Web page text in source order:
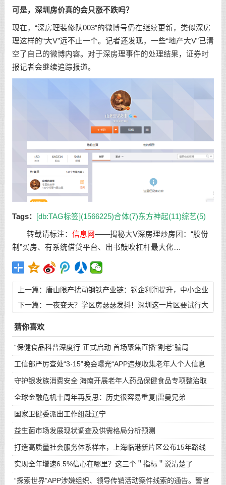
可是，深圳房价真的会只涨不跌吗？
现在，“深房理装修队003”的微博号仍在继续更新，类似深房
理这样的“大V”远不止一个。记者还发现，一些“地产大V”已清
空了自己的微博内容。对于深房理事件的处理结果，证券时
报记者会继续追踪报道。
Tags： [db:TAG标签](1566225)合体(7)东方神起(11)综艺(5)
转载请标注：信息网——揭秘大V深房理炒房团：“股份
制”买房、有系统借贷平台、出书鼓吹杠杆最大化…
上一篇： 唐山限产扰动钢铁产业链：钢企利润提升，中小企业
“技改”承压
下一篇： 一夜变天？学区房瑟瑟发抖！深圳这一片区要试行大
猜你喜欢
“保健食品科普深度行”正式启动 首场聚焦直播“割老”骗局
工信部严厉查处“3·15”晚会曝光“APP违规收集老年人个人信息
守护银发族消费安全 海南开展老年人药品保健食品专项整治取
得
全球金融危机十周年再反思：历史很容易重复|雷曼兄弟
国家卫健委派出工作组赴辽宁
益生菌市场发展现状调查及供需格局分析预测
打造高质量社会服务体系样本，上海临港新片区公布15年路线
图
实现全年增速6.5%信心在哪里？这三个＂指标＂说清楚了
“探索世界”APP涉嫌组织、领导传销活动案件线索的通告。警官